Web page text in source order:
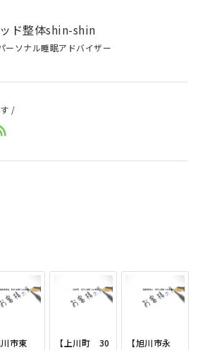
ド整体shin-shin
ーソナル睡眠アドバイザー
/
川市東
【上川町 30
【旭川市永